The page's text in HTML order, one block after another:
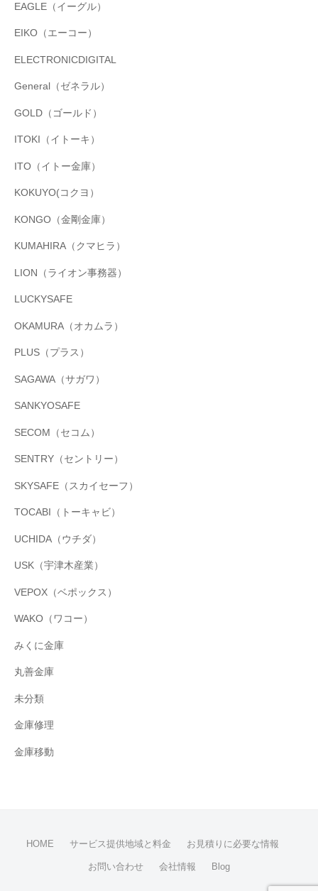
EAGLE（イーグル）
EIKO（エーコー）
ELECTRONICDIGITAL
General（ゼネラル）
GOLD（ゴールド）
ITOKI（イトーキ）
ITO（イトー金庫）
KOKUYO(コクヨ）
KONGO（金剛金庫）
KUMAHIRA（クマヒラ）
LION（ライオン事務器）
LUCKYSAFE
OKAMURA（オカムラ）
PLUS（プラス）
SAGAWA（サガワ）
SANKYOSAFE
SECOM（セコム）
SENTRY（セントリー）
SKYSAFE（スカイセーフ）
TOCABI（トーキャビ）
UCHIDA（ウチダ）
USK（宇津木産業）
VEPOX（ベポックス）
WAKO（ワコー）
みくに金庫
丸善金庫
未分類
金庫修理
金庫移動
HOME サービス提供地域と料金 お見積りに必要な情報
お問い合わせ 会社情報 Blog